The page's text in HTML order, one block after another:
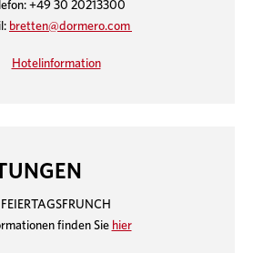
+49 30 20213300
bretten@dormero.com
Hotelinformation
FEIERTAGSFRUNCH
finden Sie hier